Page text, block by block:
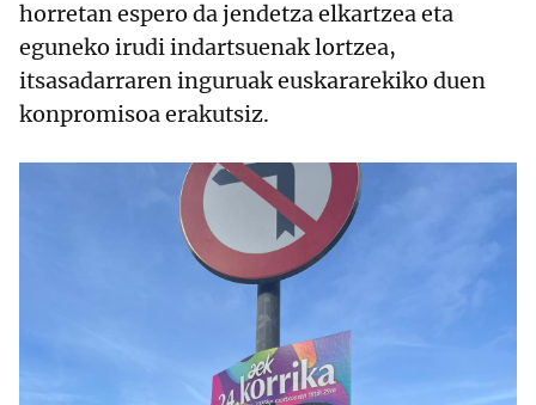
horretan espero da jendetza elkartzea eta
eguneko irudi indartsuenak lortzea,
itsasadarraren inguruak euskararekiko duen
konpromisoa erakutsiz.